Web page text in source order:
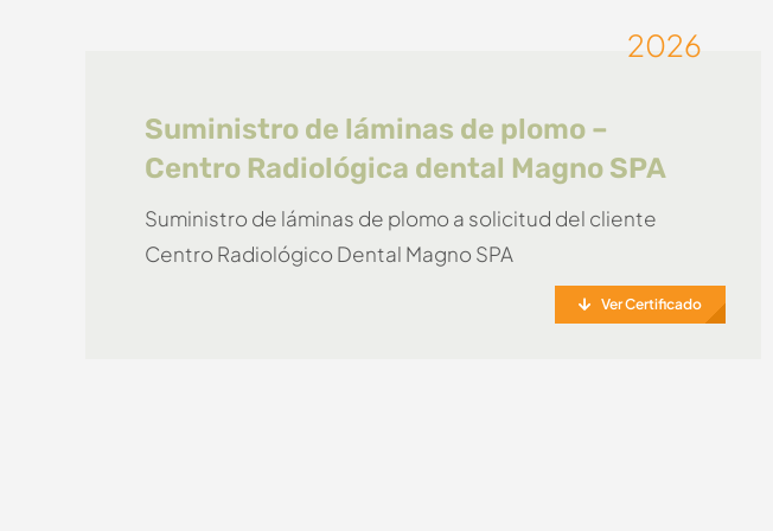
2026
Suministro de láminas de plomo –
Centro Radiológica dental Magno SPA
Suministro de láminas de plomo a solicitud del cliente
Centro Radiológico Dental Magno SPA
Ver Certificado